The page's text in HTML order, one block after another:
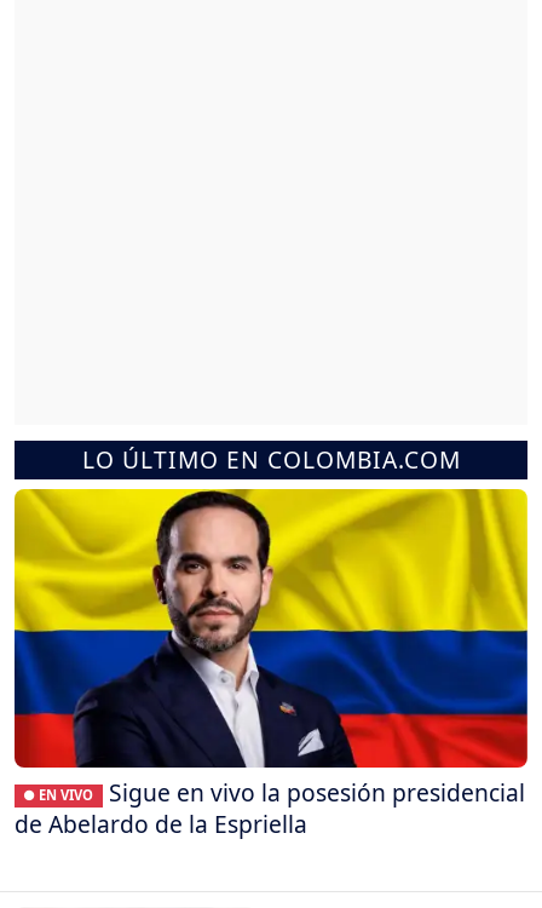
LO ÚLTIMO EN COLOMBIA.COM
● EN VIVO
Sigue en vivo la posesión presidencial
de Abelardo de la Espriella